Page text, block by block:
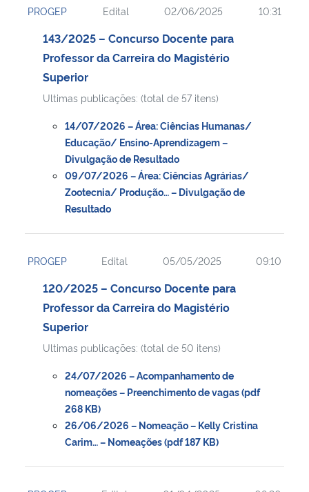
PROGEP Edital 02/06/2025 10:31
143/2025 – Concurso Docente para
Professor da Carreira do Magistério
Superior
Ultimas publicações: (total de 57 itens)
14/07/2026 – Área: Ciências Humanas/
Educação/ Ensino-Aprendizagem –
Divulgação de Resultado
09/07/2026 – Área: Ciências Agrárias/
Zootecnia/ Produção… – Divulgação de
Resultado
PROGEP Edital 05/05/2025 09:10
120/2025 – Concurso Docente para
Professor da Carreira do Magistério
Superior
Ultimas publicações: (total de 50 itens)
24/07/2026 – Acompanhamento de
nomeações – Preenchimento de vagas (pdf
268 KB)
26/06/2026 – Nomeação – Kelly Cristina
Carim… – Nomeações (pdf 187 KB)